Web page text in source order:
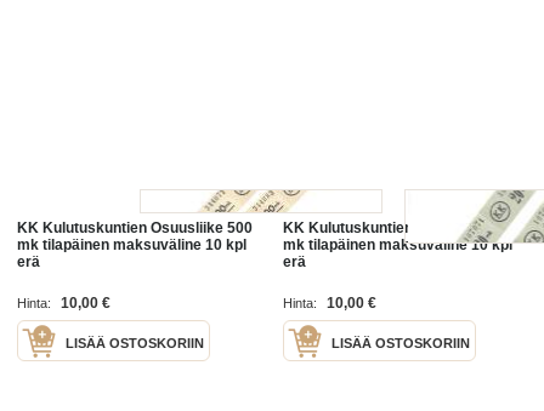
KK Kulutuskuntien Osuusliike 500
mk tilapäinen maksuväline 10 kpl
erä
Hinta: 10,00 €
LISÄÄ OSTOSKORIIN
KK Kulutuskuntien Osuusliike 20
mk tilapäinen maksuväline 10 kpl
erä
Hinta: 10,00 €
LISÄÄ OSTOSKORIIN